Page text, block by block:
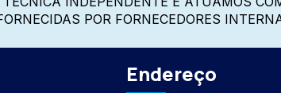
POR FORNECEDORES
Endereço